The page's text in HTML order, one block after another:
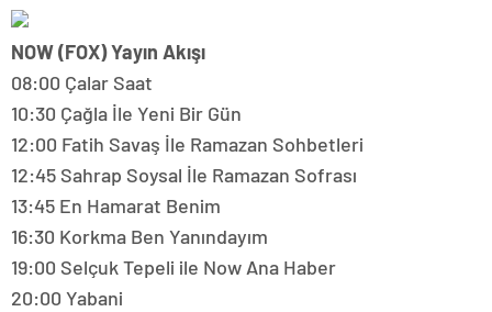
NOW (FOX) Yayın Akışı
08:00 Çalar Saat
10:30 Çağla İle Yeni Bir Gün
12:00 Fatih Savaş İle Ramazan Sohbetleri
12:45 Sahrap Soysal İle Ramazan Sofrası
13:45 En Hamarat Benim
16:30 Korkma Ben Yanındayım
19:00 Selçuk Tepeli ile Now Ana Haber
20:00 Yabani